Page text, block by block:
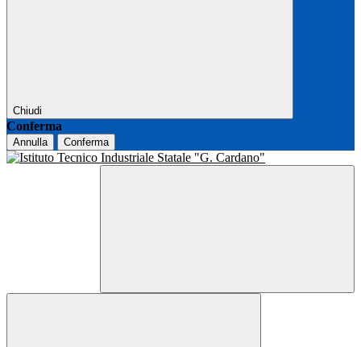
Chiudi
Conferma
Annulla Conferma